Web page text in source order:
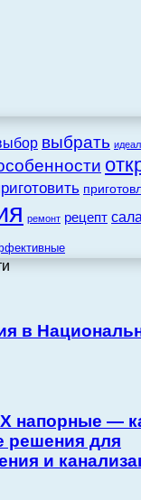
выбрать
ремонт рецепт
в
напорные —
решения для
и